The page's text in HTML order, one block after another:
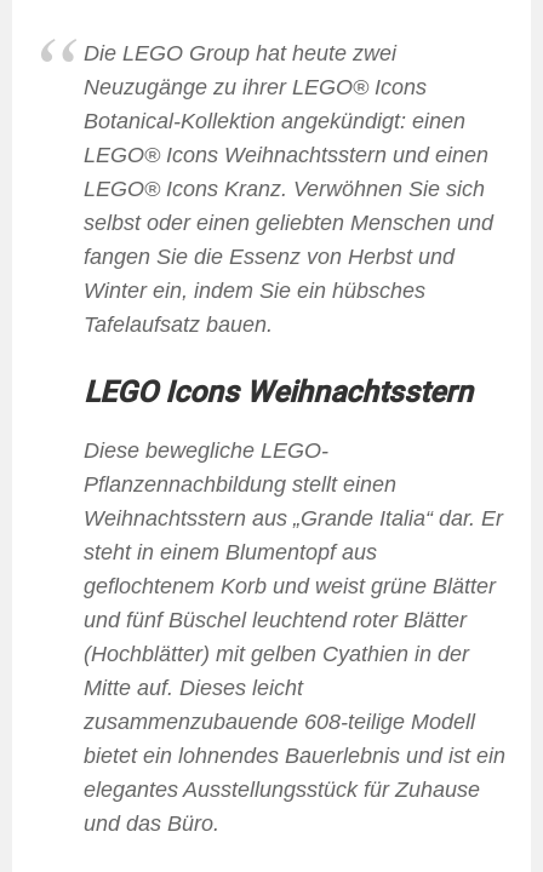
Die LEGO Group hat heute zwei
Neuzugänge zu ihrer LEGO® Icons
Botanical-Kollektion angekündigt: einen
LEGO® Icons Weihnachtsstern und einen
LEGO® Icons Kranz. Verwöhnen Sie sich
selbst oder einen geliebten Menschen und
fangen Sie die Essenz von Herbst und
Winter ein, indem Sie ein hübsches
Tafelaufsatz bauen.
LEGO Icons Weihnachtsstern
Diese bewegliche LEGO-
Pflanzennachbildung stellt einen
Weihnachtsstern aus „Grande Italia“ dar. Er
steht in einem Blumentopf aus
geflochtenem Korb und weist grüne Blätter
und fünf Büschel leuchtend roter Blätter
(Hochblätter) mit gelben Cyathien in der
Mitte auf. Dieses leicht
zusammenzubauende 608-teilige Modell
bietet ein lohnendes Bauerlebnis und ist ein
elegantes Ausstellungsstück für Zuhause
und das Büro.